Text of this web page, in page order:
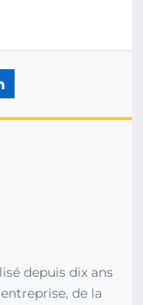
depuis dix ans
de la